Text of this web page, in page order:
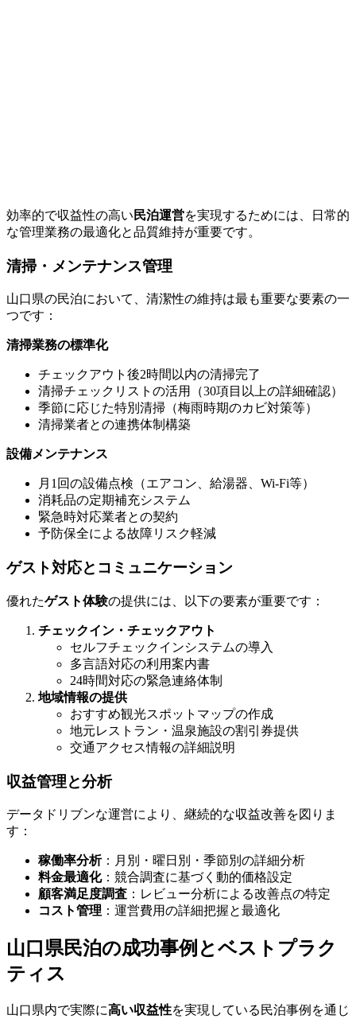
効率的で収益性の高い 民泊運営を実現するためには、日常的
な管理業務の最適化と品質維持が重要です。
清掃・メンテナンス管理
山口県の民泊において、清潔性の維持は最も重要な要素の一
つです：
清掃業務の標準化
チェックアウト後2時間以内の清掃完了
清掃チェックリストの活用（30項目以上の詳細確認）
季節に応じた特別清掃（梅雨時期のカビ対策等）
清掃業者との連携体制構築
設備メンテナンス
月1回の設備点検（エアコン、給湯器、Wi-Fi等）
消耗品の定期補充システム
緊急時対応業者との契約
予防保全による故障リスク軽減
ゲスト対応とコミュニケーション
優れたゲスト体験の提供には、以下の要素が重要です：
チェックイン・チェックアウト
セルフチェックインシステムの導入
多言語対応の利用案内書
24時間対応の緊急連絡体制
地域情報の提供
おすすめ観光スポットマップの作成
地元レストラン・温泉施設の割引券提供
交通アクセス情報の詳細説明
収益管理と分析
データドリブンな運営により、継続的な収益改善を図りま
す：
稼働率分析：月別・曜日別・季節別の詳細分析
料金最適化：競合調査に基づく動的価格設定
顧客満足度調査 ：レビュー分析による改善点の特定
コスト管理 ：運営費用の詳細把握と最適化
山口県民泊の成功事例とベストプラク
ティス
山口県内で実際に高い収益性を実現している民泊事例を通じ